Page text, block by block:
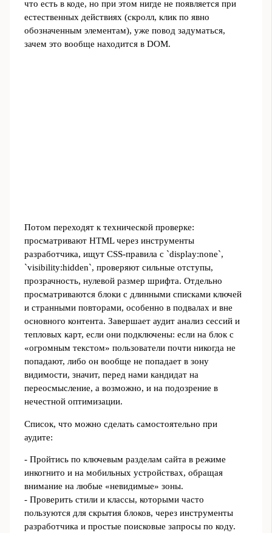
что есть в коде, но при этом нигде не появляется при
естественных действиях (скролл, клик по явно
обозначенным элементам), уже повод задуматься,
зачем это вообще находится в DOM.
Потом переходят к технической проверке:
просматривают HTML через инструменты
разработчика, ищут CSS-правила с `display:none`,
`visibility:hidden`, проверяют сильные отступы,
прозрачность, нулевой размер шрифта. Отдельно
просматриваются блоки с длинными списками ключей
и странными повторами, особенно в подвалах и вне
основного контента. Завершает аудит анализ сессий и
тепловых карт, если они подключены: если на блок с
«огромным текстом» пользователи почти никогда не
попадают, либо он вообще не попадает в зону
видимости, значит, перед нами кандидат на
переосмысление, а возможно, и на подозрение в
нечестной оптимизации.
Список, что можно сделать самостоятельно при
аудите:
- Пройтись по ключевым разделам сайта в режиме
инкогнито и на мобильных устройствах, обращая
внимание на любые «невидимые» зоны.
- Проверить стили и классы, которыми часто
пользуются для скрытия блоков, через инструменты
разработчика и простые поисковые запросы по коду.